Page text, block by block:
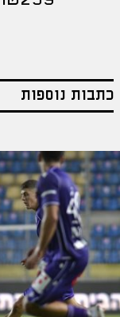
כתבות נוספות